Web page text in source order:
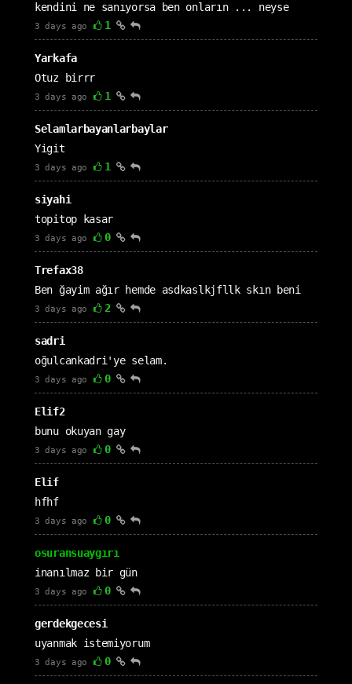
kendini ne sanıyorsa ben onların ... neyse
3 days ago 1
Yarkafa
Otuz birrr
3 days ago 1
Selamlarbayanlarbaylar
Yigit
3 days ago 1
siyahi
topitop kasar
3 days ago 0
Trefax38
Ben ğayim ağır hemde asdkaslkjfllk skın beni
3 days ago 2
sadri
oğulcankadri'ye selam.
3 days ago 0
Elif2
bunu okuyan gay
3 days ago 0
Elif
hfhf
3 days ago 0
osuransuaygırı
inanılmaz bir gün
3 days ago 0
gerdekgecesi
uyanmak istemiyorum
3 days ago 0